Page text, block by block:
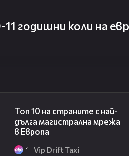
годишни коли на
Топ 10 на страните с най-
дълга магистрална мрежа
в Европа
1 Vip Drift Taxi